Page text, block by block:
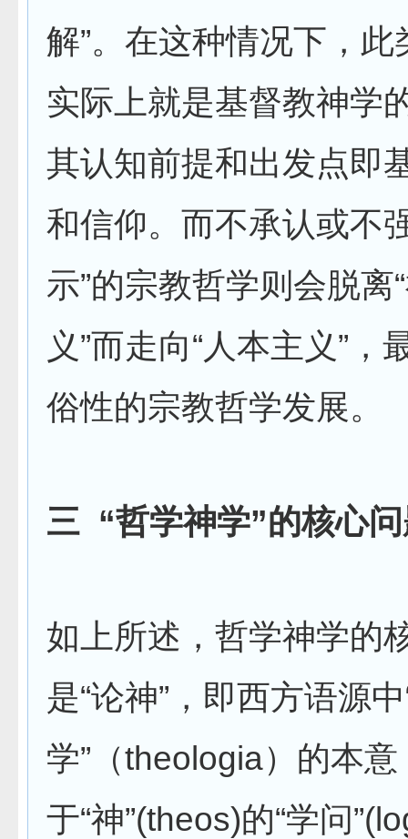
解”。在这种情况下，此
实际上就是基督教神学
其认知前提和出发点即
和信仰。而不承认或不
示”的宗教哲学则会脱离
义”而走向“人本主义”，
俗性的宗教哲学发展。
三 “哲学神学”的核心
如上所述，哲学神学的
是“论神”，即西方语源
学”（theologia）的本意
于“神”(theos)的“学问